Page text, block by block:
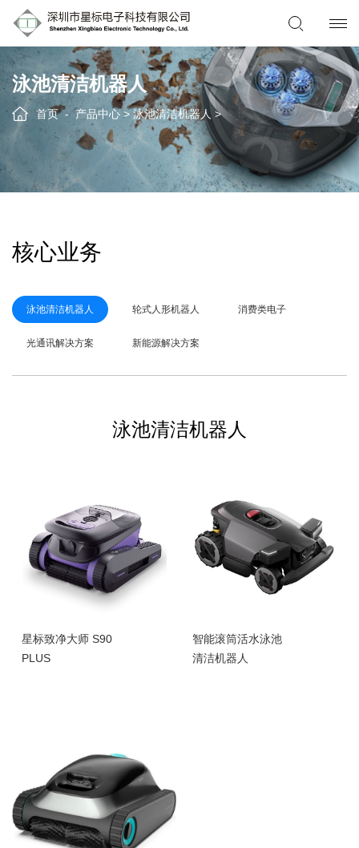
泳池清洁机器人
首页 产品中心 > 泳池清洁机器人 >
核心业务
泳池清洁机器人 轮式人形机器人 消费类电子
光通讯解决方案 新能源解决方案
泳池清洁机器人
星标致净大师 S90
PLUS
智能滚筒活水泳池
清洁机器人